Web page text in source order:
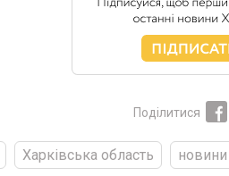
Поділитися
Харківська область